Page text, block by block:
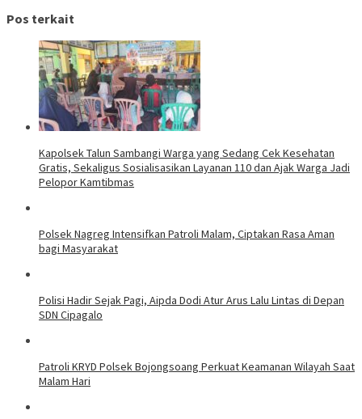
Pos terkait
Kapolsek Talun Sambangi Warga yang Sedang Cek Kesehatan
Gratis, Sekaligus Sosialisasikan Layanan 110 dan Ajak Warga Jadi
Pelopor Kamtibmas
Polsek Nagreg Intensifkan Patroli Malam, Ciptakan Rasa Aman
bagi Masyarakat
Polisi Hadir Sejak Pagi, Aipda Dodi Atur Arus Lalu Lintas di Depan
SDN Cipagalo
Patroli KRYD Polsek Bojongsoang Perkuat Keamanan Wilayah Saat
Malam Hari